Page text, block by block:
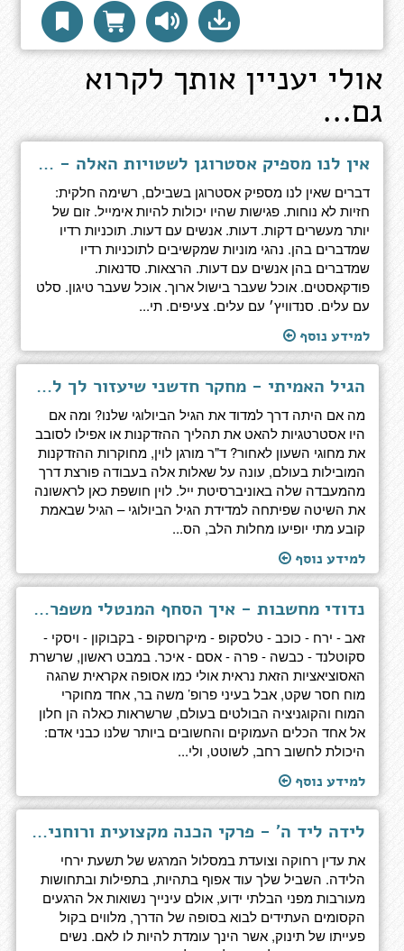
אולי יעניין אותך לקרוא
גם...
אין לנו מספיק אסטרוגן לשטויות האלה - המדריך המלא לגיל המעבר
דברים שאין לנו מספיק אסטרוגן בשבילם, רשימה חלקית:
חזיות לא נוחות. פגישות שהיו יכולות להיות אימייל. זום של
יותר מעשרים דקות. דעות. אנשים עם דעות. תוכניות רדיו
שמדברים בהן. נהגי מוניות שמקשיבים לתוכניות רדיו
שמדברים בהן אנשים עם דעות. הרצאות. סדנאות.
פודקאסטים. אוכל שעבר בישול ארוך. אוכל שעבר טיגון. סלט
עם עלים. סנדוויץ׳ עם עלים. צעיפים. תי...
למידע נוסף
הגיל האמיתי - מחקר חדשני שיעזור לך לסובב את מחוגי השעון לאחור
מה אם היתה דרך למדוד את הגיל הביולוגי שלנו? ומה אם
היו אסטרטגיות להאט את תהליך ההזדקנות או אפילו לסובב
את מחוגי השעון לאחור? ד"ר מורגן לוין, מחוקרות ההזדקנות
המובילות בעולם, עונה על שאלות אלה בעבודה פורצת דרך
מהמעבדה שלה באוניברסיטת ייל. לוין חושפת כאן לראשונה
את השיטה שפיתחה למדידת הגיל הביולוגי – הגיל שבאמת
קובע מתי יופיעו מחלות הלב, הס...
למידע נוסף
נדודי מחשבות - איך הסחף המנטלי משפר את מצב הרוח ומגביר את היצירתיות
זאב - ירח - כוכב - טלסקופ - מיקרוסקופ - בקבוקון - ויסקי -
סקוטלנד - כבשה - פרה - אסם - איכר. במבט ראשון, שרשרת
האסוציאציות הזאת נראית אולי כמו אסופה אקראית שהגה
מוח חסר שקט, אבל בעיני פרופ’ משה בר, אחד מחוקרי
המוח והקוגניציה הבולטים בעולם, שרשראות כאלה הן חלון
אל אחד הכלים העמוקים והחשובים ביותר שלנו כבני אדם:
היכולת לחשוב רחב, לשוטט, ולי...
למידע נוסף
לידה ליד ה' - פרקי הכנה מקצועית ורוחנית ללידה קלה
את עדין רחוקה וצועדת במסלול המרגש של תשעת ירחי
הלידה. השביל שלך עוד אפוף בתהיות, בתפילות ובתחושות
מעורבות מפני הבלתי ידוע, אולם עינייך נשואות אל הרגעים
הקסומים העתידים לבוא בסופה של הדרך, מלווים בקול
פעייתו של תינוק, אשר הינך עומדת להיות לו לאם. נשים